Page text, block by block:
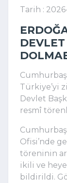
Tarih :
Türkiye’yi
Devlet
resmî
Ofisi’nde
töreninin
ikili ve
bildirildi.